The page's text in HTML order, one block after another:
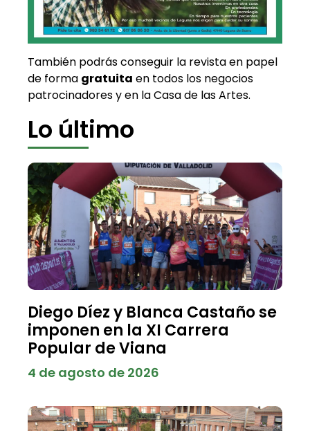
También podrás conseguir la revista en papel
de forma gratuita en todos los negocios
patrocinadores y en la Casa de las Artes.
Lo último
Diego Díez y Blanca Castaño se
imponen en la XI Carrera
Popular de Viana
4 de agosto de 2026